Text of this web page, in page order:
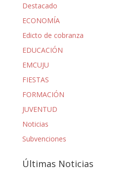
Destacado
ECONOMÍA
Edicto de cobranza
EDUCACIÓN
EMCUJU
FIESTAS
FORMACIÓN
JUVENTUD
Noticias
Subvenciones
Últimas Noticias